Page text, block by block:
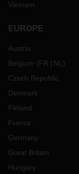
Vietnam
EUROPE
Austria
Belgium (FR NL )
Czech Republic
Denmark
Finland
France
Germany
Great Britain
Hungary